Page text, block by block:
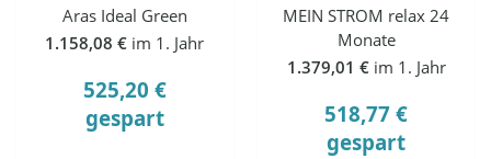
Aras Ideal Green
1.158,08 € im 1. Jahr
525,20 €
gespart
MEIN STROM relax 24
Monate
1.379,01 € im 1. Jahr
518,77 €
gespart